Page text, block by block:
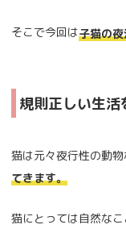
そこで今回は子猫の
規則正しい生活
猫は元々夜行性の動物
てきます。
猫にとっては自然な